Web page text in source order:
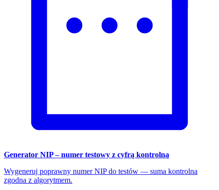
Generator NIP – numer testowy z cyfrą kontrolną
Wygeneruj poprawny numer NIP do testów — suma kontrolna
zgodna z algorytmem.